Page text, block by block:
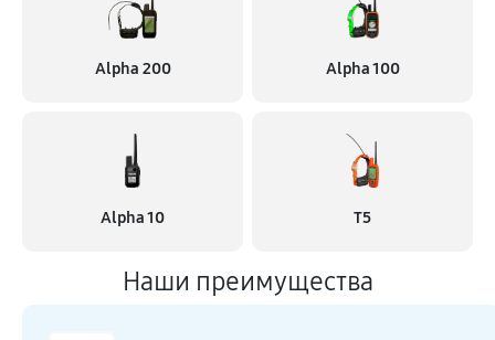
Alpha 200 Alpha 100
Alpha 10 T5
Наши преимущества